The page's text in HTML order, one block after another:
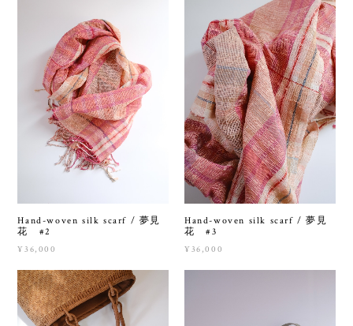
Hand-woven silk scarf / 夢見
花 #2
¥36,000
Hand-woven silk scarf / 夢見
花 #3
¥36,000